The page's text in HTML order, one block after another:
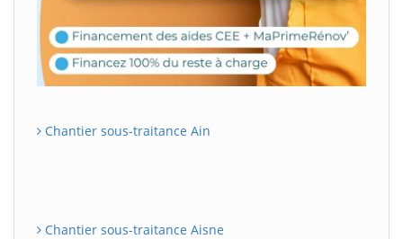
Chantier sous-traitance Ain
Chantier sous-traitance Aisne